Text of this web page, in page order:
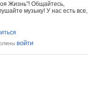
Жизнь"! Общайтесь,
музыку! У нас есть все,
войти